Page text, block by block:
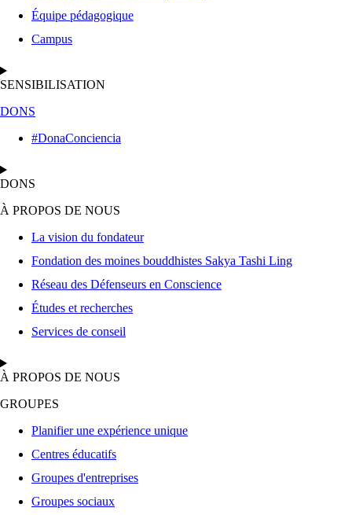
Équipe pédagogique
Campus
SENSIBILISATION
DONS
#DonaConciencia
DONS
À PROPOS DE NOUS
La vision du fondateur
Fondation des moines bouddhistes Sakya Tashi Ling
Réseau des Défenseurs en Conscience
Études et recherches
Services de conseil
À PROPOS DE NOUS
GROUPES
Planifier une expérience unique
Centres éducatifs
Groupes d'entreprises
Groupes sociaux